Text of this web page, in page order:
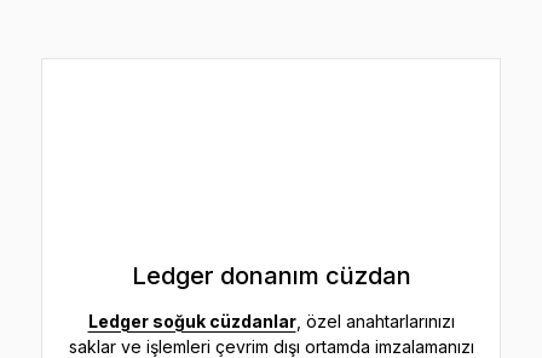
Ledger donanım cüzdan
Ledger soğuk cüzdanlar, özel anahtarlarınızı
saklar ve işlemleri çevrim dışı ortamda imzalamanızı